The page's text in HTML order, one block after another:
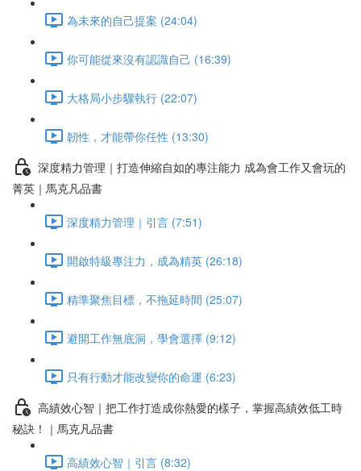
為未來的自己提案 (24:04)
你可能從來沒有認識自己 (16:39)
大格局小步驟執行 (22:07)
韌性，才能帶你任性 (13:30)
深度精力管理｜打造伸縮自如的專注能力 成為會工作又會玩的
菁英｜馬克凡品書
深度精力管理｜引言 (7:51)
開啟特級專注力，成為精英 (26:18)
精準聚焦目標，不拖延時間 (25:07)
避開工作無底洞，學會選擇 (9:12)
只有行動才能改變你的命運 (6:23)
高績效心智｜把工作打造成你熱愛的樣子，掌握高績效低工時
秘訣！｜馬克凡品書
高績效心智｜引言 (8:32)